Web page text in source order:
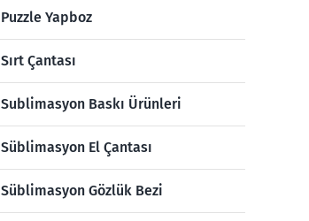
Puzzle Yapboz
Sırt Çantası
Sublimasyon Baskı Ürünleri
Süblimasyon El Çantası
Süblimasyon Gözlük Bezi